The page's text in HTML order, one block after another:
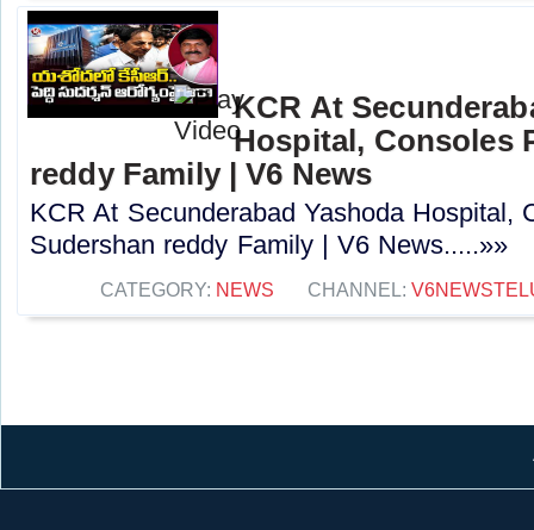
KCR At
Hospital, Consoles
reddy Family | V6 News
KCR At Secunderabad Yashoda Hospital,
Sudershan reddy Family | V6 News.....»»
CATEGORY: NEWS CHANNEL: